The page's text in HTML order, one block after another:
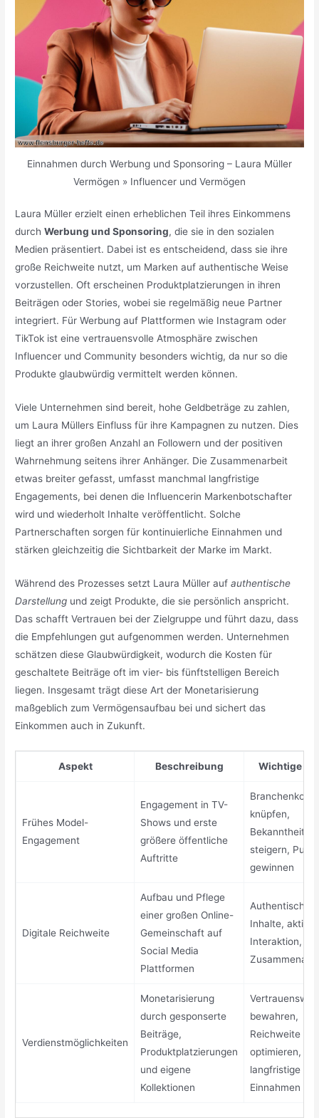
Einnahmen durch Werbung und Sponsoring – Laura Müller
Vermögen » Influencer und Vermögen
Laura Müller erzielt einen erheblichen Teil ihres Einkommens
durchWerbung und Sponsoring, die sie in den sozialen
Medien präsentiert. Dabei ist es entscheidend, dass sie ihre
große Reichweite nutzt, um Marken auf authentische Weise
vorzustellen. Oft erscheinen Produktplatzierungen in ihren
Beiträgen oder Stories, wobei sie regelmäßig neue Partner
integriert. Für Werbung auf Plattformen wie Instagram oder
TikTok ist eine vertrauensvolle Atmosphäre zwischen
Influencer und Community besonders wichtig, da nur so die
Produkte glaubwürdig vermittelt werden können.
Viele Unternehmen sind bereit, hohe Geldbeträge zu zahlen,
um Laura Müllers Einfluss für ihre Kampagnen zu nutzen. Dies
liegt an ihrer großen Anzahl an Followern und der positiven
Wahrnehmung seitens ihrer Anhänger. Die Zusammenarbeit
etwas breiter gefasst, umfasst manchmal langfristige
Engagements, bei denen die Influencerin Markenbotschafter
wird und wiederholt Inhalte veröffentlicht. Solche
Partnerschaften sorgen für kontinuierliche Einnahmen und
stärken gleichzeitig die Sichtbarkeit der Marke im Markt.
Während des Prozesses setzt Laura Müller aufauthentische
Darstellung und zeigt Produkte, die sie persönlich anspricht.
Das schafft Vertrauen bei der Zielgruppe und führt dazu, dass
die Empfehlungen gut aufgenommen werden. Unternehmen
schätzen diese Glaubwürdigkeit, wodurch die Kosten für
geschaltete Beiträge oft im vier- bis fünftstelligen Bereich
liegen. Insgesamt trägt diese Art der Monetarisierung
maßgeblich zum Vermögensaufbau bei und sichert das
Einkommen auch in Zukunft.
Aspekt Beschreibung Wichtige
Frühes Model-
Engagement
Engagement in TV-
Shows und erste
größere öffentliche
Auftritte
knüpfen,
Bekanntheit
steigern,
gewinnen
Digitale Reichweite
Aufbau und Pflege
einer großen Online-
Gemeinschaft auf
Social Media
Plattformen
Authentische
Inhalte, aktive
Interaktion,
Verdienstmöglichkeiten
Monetarisierung
durch gesponserte
Beiträge,
Produktplatzierungen
und eigene
Kollektionen
bewahren,
Reichweite
optimieren,
langfristige
Einnahmen